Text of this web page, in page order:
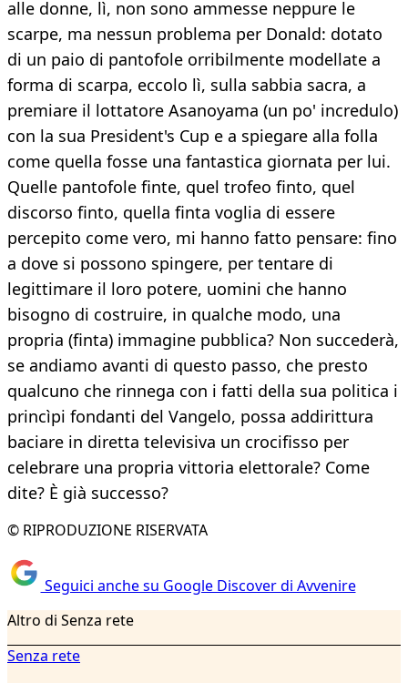
alle donne, lì, non sono ammesse neppure le
scarpe, ma nessun problema per Donald: dotato
di un paio di pantofole orribilmente modellate a
forma di scarpa, eccolo lì, sulla sabbia sacra, a
premiare il lottatore Asanoyama (un po' incredulo)
con la sua President's Cup e a spiegare alla folla
come quella fosse una fantastica giornata per lui.
Quelle pantofole finte, quel trofeo finto, quel
discorso finto, quella finta voglia di essere
percepito come vero, mi hanno fatto pensare: fino
a dove si possono spingere, per tentare di
legittimare il loro potere, uomini che hanno
bisogno di costruire, in qualche modo, una
propria (finta) immagine pubblica? Non succederà,
se andiamo avanti di questo passo, che presto
qualcuno che rinnega con i fatti della sua politica i
princìpi fondanti del Vangelo, possa addirittura
baciare in diretta televisiva un crocifisso per
celebrare una propria vittoria elettorale? Come
dite? È già successo?
© RIPRODUZIONE RISERVATA
Seguici anche su Google Discover di Avvenire
Altro di Senza rete
Senza rete